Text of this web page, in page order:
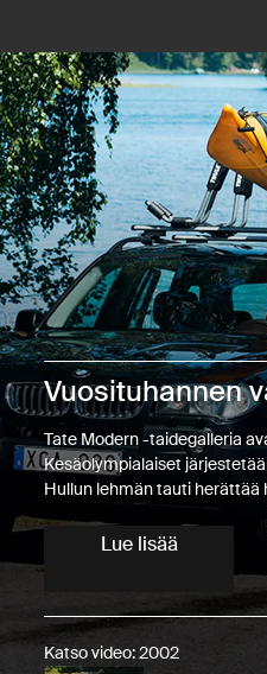
Vuosituhannen
Tate Modern -taidegalleria
Kesäolympialaiset
Hullun lehmän tauti herättää
Lue lisää
Katso video: 2002